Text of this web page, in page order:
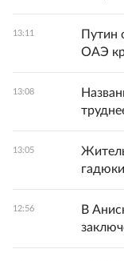
13:11
Путин
ОАЭ
13:08
13:05
гадюки
12:56
В